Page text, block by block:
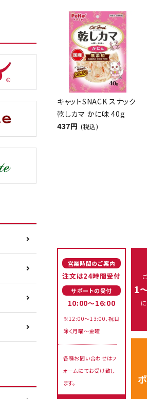
キャットSNACK スナック
乾しカマ かに味 40g
437円 (税込)
営業時間のご案内
注文は24時間受付
サポートの受付
10:00～16:00
※12:00～13:00、祝日
除く月曜～金曜
各種お問い合わせはフ
ォームにてお受け致し
ます。
1